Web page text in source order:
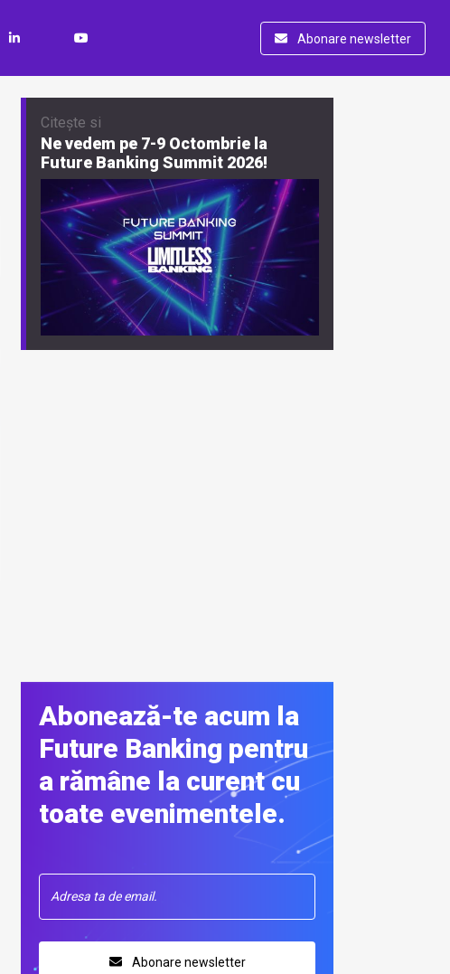
Abonare newsletter
Citește si
Ne vedem pe 7-9 Octombrie la
Future Banking Summit 2026!
Abonează-te acum la
Future Banking pentru
a rămâne la curent cu
toate evenimentele.
Abonare newsletter